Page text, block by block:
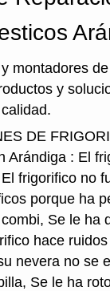
montadores
y
DE
Arándiga : El
frigorifico no
porque ha
Se le ha
hace
nevera no se
Se le ha